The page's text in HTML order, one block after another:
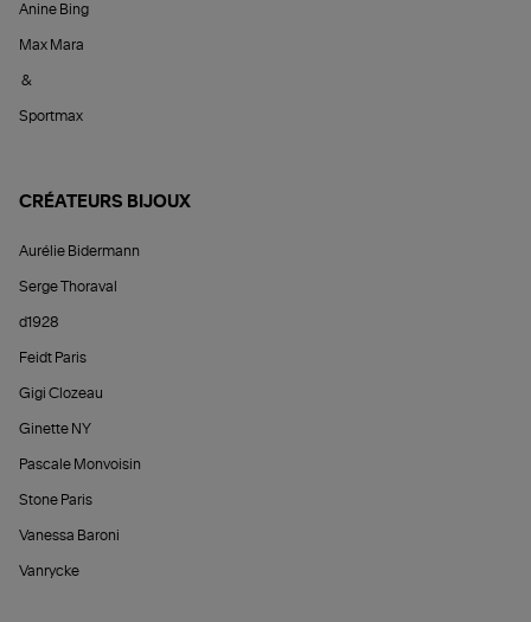
Anine Bing
Max Mara
&
Sportmax
CRÉATEURS BIJOUX
Aurélie Bidermann
Serge Thoraval
d1928
Feidt Paris
Gigi Clozeau
Ginette NY
Pascale Monvoisin
Stone Paris
Vanessa Baroni
Vanrycke